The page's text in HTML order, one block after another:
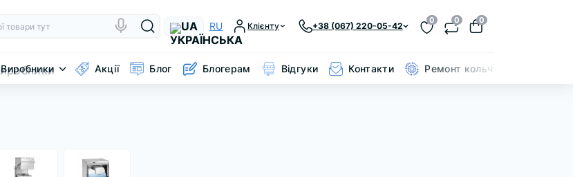
UA RU Клієнту +38 (067) 220-05-42
0 0 0
Виробники Акції Блог Блогерам Відгуки Контакти Ремонт кольчуги